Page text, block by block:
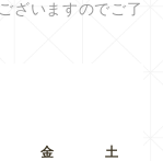
ざいますのでご了
金 土